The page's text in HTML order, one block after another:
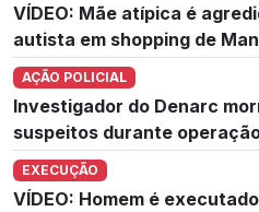
VÍDEO: Mãe atípica é
autista em shopping de
AÇÃO POLICIAL
Investigador do Denarc
suspeitos durante
EXECUÇÃO
VÍDEO: Homem é